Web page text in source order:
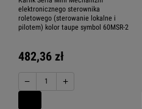
elektronicznego sterownika
roletowego (sterowanie lokalne i
pilotem) kolor taupe symbol 60MSR-2
482,36 zł
− +